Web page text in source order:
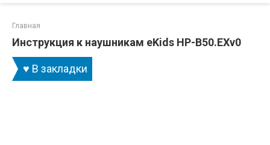
Главная
Инструкция к наушникам eKids HP-B50.EXv0
♥ В закладки